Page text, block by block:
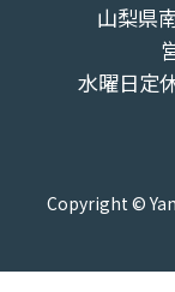
山梨県
水曜日定
Copyright ©